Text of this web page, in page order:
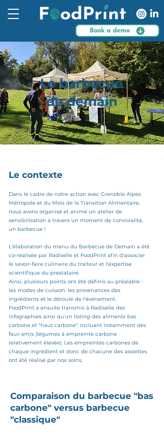
Book a demo
Le barbecue
de demain
Le contexte
Dans le cadre de notre action avec Grenoble Alpes
Métropole et du Mois de la Transition Alimentaire,
nous avons organisé et animé un atelier de
sensibilisation à travers un moment de convivialité,
un barbecue !
L'élaboration du menu du Barbecue de Demain a été
co-réalisée par Radiselle et FoodPrint afin d'associer
le savoir-faire culinaire du traiteur et l'expertise
scientifique du prestataire.
Ainsi, plusieurs points ont été définis au préalable :
les modes de cuisson, les provenances des
ingrédients et le déroulé de l'événement.
FoodPrint a ensuite transmis à Radiselle des
infographies ainsi qu'un listing des aliments bas
carbone et "haut carbone", incluant notamment des
faux amis (légumes à empreinte carbone
relativement élevée). Les empreintes carbones de
chaque ingrédient et donc de chacune des assiettes
ont été réalisé par nos soins.
Comparaison du barbecue "bas
carbone" versus barbecue
"classique"